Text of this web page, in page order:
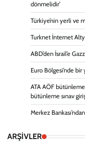
dönmelidir’
Türkiye’nin yerli ve
Turknet İnternet
ABD’den İsrail’e
Euro Bölgesi’nde
ATA AÖF bütünleme
bütünleme sınav
Merkez
ARŞİVLER